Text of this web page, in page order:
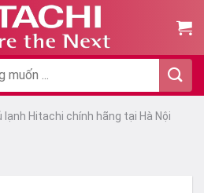
lạnh Hitachi chính hãng tại Hà Nội